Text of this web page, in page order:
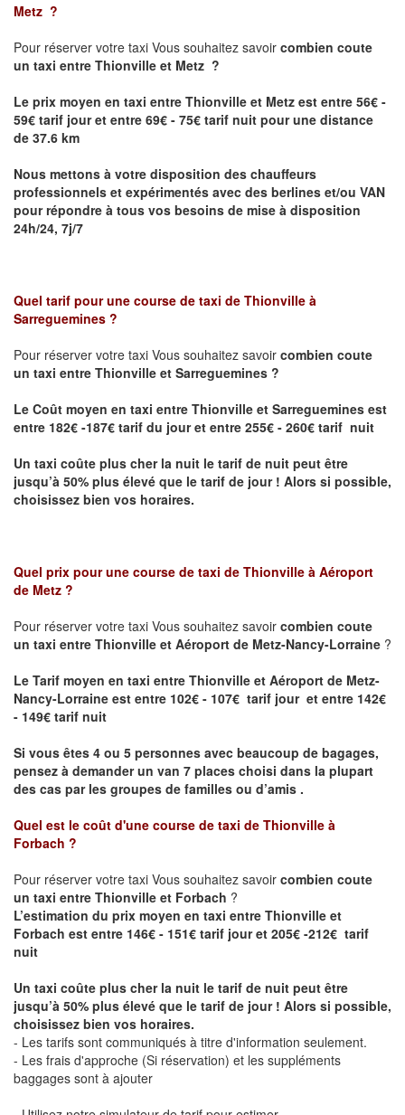
Metz ?
Pour réserver votre taxi Vous souhaitez savoir combien coute
un taxi entre Thionville et Metz ?
Le prix moyen en taxi entre Thionville et Metz est entre 56€ -
59€ tarif jour et entre 69€ - 75€ tarif nuit pour une distance
de 37.6 km
Nous mettons à votre disposition des chauffeurs
professionnels et expérimentés avec des berlines et/ou VAN
pour répondre à tous vos besoins de mise à disposition
24h/24, 7j/7
Quel tarif pour une course de taxi de Thionville à
Sarreguemines ?
Pour réserver votre taxi Vous souhaitez savoir combien coute
un taxi entre Thionville et Sarreguemines ?
Le Coût moyen en taxi entre Thionville et Sarreguemines est
entre 182€ -187€ tarif du jour et entre 255€ - 260€ tarif nuit
Un taxi coûte plus cher la nuit le tarif de nuit peut être
jusqu’à 50% plus élevé que le tarif de jour ! Alors si possible,
choisissez bien vos horaires.
Quel prix pour une course de taxi de Thionville à Aéroport
de Metz ?
Pour réserver votre taxi Vous souhaitez savoir combien coute
un taxi entre Thionville et Aéroport de Metz-Nancy-Lorraine ?
Le Tarif moyen en taxi entre Thionville et Aéroport de Metz-
Nancy-Lorraine est entre 102€ - 107€ tarif jour et entre 142€
- 149€ tarif nuit
Si vous êtes 4 ou 5 personnes avec beaucoup de bagages,
pensez à demander un van 7 places choisi dans la plupart
des cas par les groupes de familles ou d’amis .
Quel est le coût d'une course de taxi de Thionville à
Forbach ?
Pour réserver votre taxi Vous souhaitez savoir combien coute
un taxi entre Thionville et Forbach ?
L’estimation du prix moyen en taxi entre Thionville et
Forbach est entre 146€ - 151€ tarif jour et 205€ -212€ tarif
nuit
Un taxi coûte plus cher la nuit le tarif de nuit peut être
jusqu’à 50% plus élevé que le tarif de jour ! Alors si possible,
choisissez bien vos horaires.
- Les tarifs sont communiqués à titre d'information seulement.
- Les frais d'approche (Si réservation) et les suppléments
baggages sont à ajouter